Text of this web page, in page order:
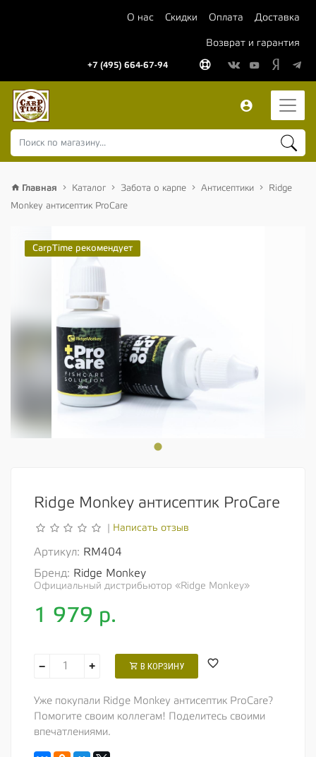
О нас Скидки Оплата Доставка
Возврат и гарантия
+7 (495) 664-67-94
Главная Каталог Забота о карпе Антисептики
Ridge
Monkey антисептик ProCare
CarpTime рекомендует
Ridge Monkey антисептик ProCare
Написать отзыв
Артикул: RM404
Бренд: Ridge Monkey
Официальный дистрибьютор «Ridge Monkey»
1 979 р.
− + В КОРЗИНУ
Уже покупали Ridge Monkey антисептик ProCare?
Помогите своим коллегам! Поделитесь своими
впечатлениями.